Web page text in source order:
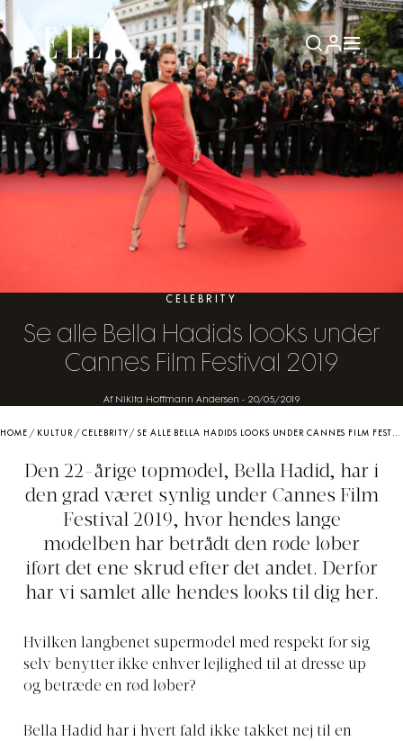
CELEBRITY
Se alle Bella Hadids looks under
Cannes Film Festival 2019
Af Nikita Hoffmann Andersen - 20/05/2019
HOME / KULTUR /CELEBRITY /SE ALLE BELLA HADIDS LOOKS UNDER CANNES FILM FESTIVAL 2019
Den 22-årige topmodel, Bella Hadid, har i
den grad været synlig under Cannes Film
Festival 2019, hvor hendes lange
modelben har betrådt den røde løber
iført det ene skrud efter det andet. Derfor
har vi samlet alle hendes looks til dig her.
Hvilken langbenet supermodel med respekt for sig
selv benytter ikke enhver lejlighed til at dresse up
og betræde en rød løber?
Bella Hadid har i hvert fald ikke takket nej til en